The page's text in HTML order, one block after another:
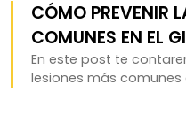
CÓMO PREVENIR
COMUNES EN EL
En este post te
lesiones más comunes